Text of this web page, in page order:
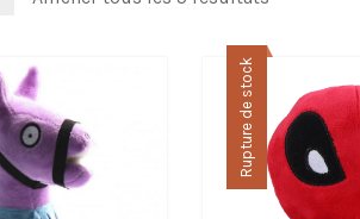
Rupture de stock